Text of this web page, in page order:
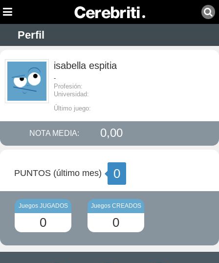
Perfil
isabella espitia
-
Profesión:
Universidad:
Último juego:
NOTA MEDIA: 0,00
PUNTOS (último mes) 0
Juegos JUGADOS
0
Juegos CREADOS
0